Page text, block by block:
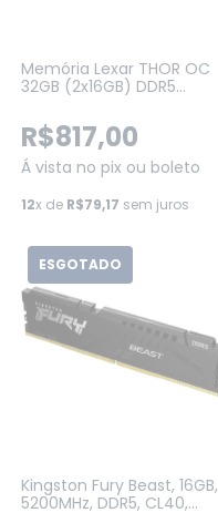
Memória Lexar THOR OC
32GB (2x16GB) DDR5
XMP 3.0/AMD EXPO (Preto)
(LD5U16G60C32LG-RUD)
R$817,00
Á vista no pix ou boleto
12x de R$79,17 sem juros
ESGOTADO
Kingston Fury Beast, 16GB,
5200MHz, DDR5, CL40,